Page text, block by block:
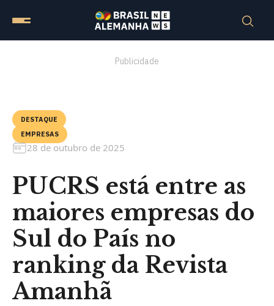
Publicidade
DESTAQUE
EMPRESAS
28 de outubro de 2025
PUCRS está entre as
maiores empresas do
Sul do País no
ranking da Revista
Amanhã